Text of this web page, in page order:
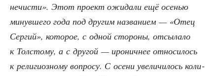
нечи­сти». Этот про­ект ожи­да­ли ещё осе­нью
минув­ше­го года под дру­гим назва­ни­ем — «Отец
Сер­гий», кото­рое, с одной сто­ро­ны, отсы­ла­ло
к Тол­сто­му, а с дру­гой — иро­нич­нее отно­си­лось
к рели­ги­оз­но­му вопро­су. С осе­ни уве­ли­чи­лось коли­